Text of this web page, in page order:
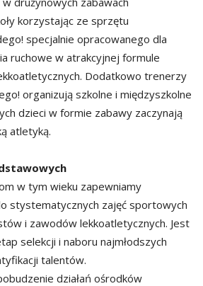
korzystając ze sprzętu
specjalnie opracowanego dla
ruchowe w atrakcyjnej formule
Dodatkowo trenerzy
organizują szkolne i międzyszkolne
dzieci w formie zabawy zaczynają
atletyką.
w tym wieku zapewniamy
stystematycznych zajęć sportowych
i zawodów lekkoatletycznych. Jest
selekcji i naboru najmłodszych
talentów.
działań ośrodków